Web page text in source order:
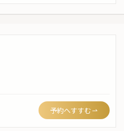
予約へすすむ